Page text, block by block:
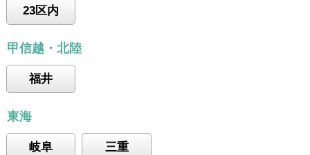
23区内
甲信越・北陸
福井
東海
岐阜 三重